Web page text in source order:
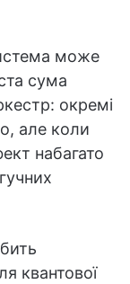
може
сума
окремі
але коли
набагато
квантової